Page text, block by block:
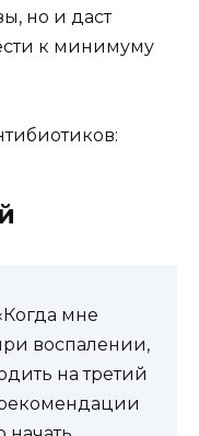
но и даст
к минимуму
мне
воспалении,
на третий